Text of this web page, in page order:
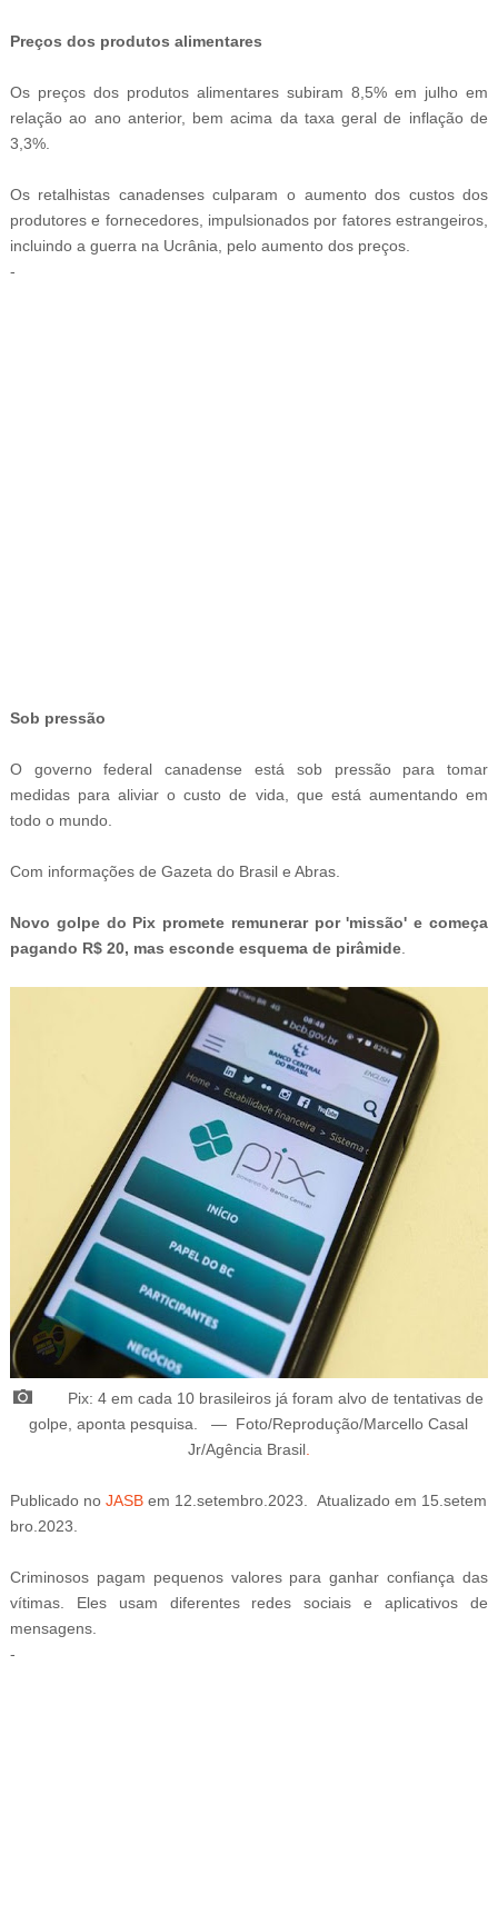
Preços dos produtos alimentares
Os preços dos produtos alimentares subiram 8,5% em julho em
relação ao ano anterior, bem acima da taxa geral de inflação de
3,3%.
Os retalhistas canadenses culparam o aumento dos custos dos
produtores e fornecedores, impulsionados por fatores estrangeiros,
incluindo a guerra na Ucrânia, pelo aumento dos preços.
-
Sob pressão
O governo federal canadense está sob pressão para tomar
medidas para aliviar o custo de vida, que está aumentando em
todo o mundo.
Com informações de Gazeta do Brasil e Abras.
Novo golpe do Pix promete remunerar por 'missão' e começa
pagando R$ 20, mas esconde esquema de pirâmide.
Pix: 4 em cada 10 brasileiros já foram alvo de tentativas de
golpe, aponta pesquisa.
— Foto/Reprodução/Marcello Casal
Jr/Agência Brasil.
Publicado no JASB em 12 .setembro.2023. Atualizado em 15 .setem
bro.2023.
Criminosos pagam pequenos valores para ganhar confiança das
vítimas. Eles usam diferentes redes sociais e aplicativos de
mensagens.
-